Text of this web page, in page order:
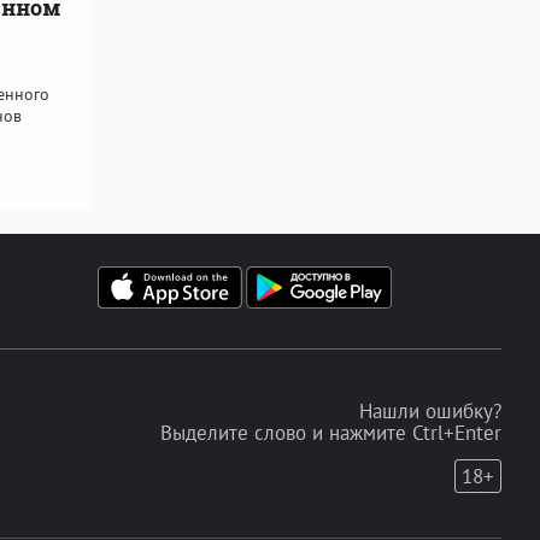
Нашли ошибку?
Выделите слово и нажмите Ctrl+Enter
18+